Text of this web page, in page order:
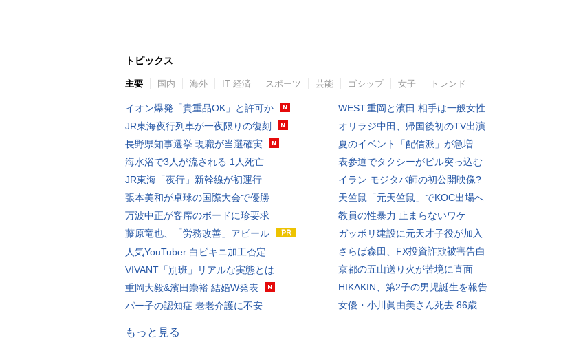
トピックス
主要 国内 海外 IT 経済 スポーツ 芸能 ゴシップ 女子 トレンド
イオン爆発「貴重品OK」と許可か
JR東海夜行列車が一夜限りの復刻
長野県知事選挙 現職が当選確実
海水浴で3人が流される 1人死亡
JR東海「夜行」新幹線が初運行
張本美和が卓球の国際大会で優勝
万波中正が客席のボードに珍要求
藤原竜也、「労務改善」アピール
人気YouTuber 白ビキニ加工否定
VIVANT「別班」リアルな実態とは
重岡大毅&濱田崇裕 結婚W発表
パー子の認知症 老老介護に不安
WEST.重岡と濱田 相手は一般女性
オリラジ中田、帰国後初のTV出演
夏のイベント「配信派」が急増
表参道でタクシーがビル突っ込む
イラン モジタバ師の初公開映像?
天竺鼠「元天竺鼠」でKOC出場へ
教員の性暴力 止まらないワケ
ガッポリ建設に元天才子役が加入
さらば森田、FX投資詐欺被害告白
京都の五山送り火が苦境に直面
HIKAKIN、第2子の男児誕生を報告
女優・小川眞由美さん死去 86歳
もっと見る